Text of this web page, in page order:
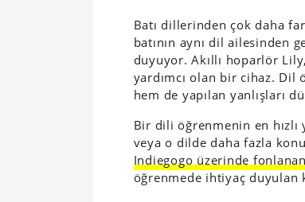
Batı dillerinden çok daha
batının aynı dil ailesinden
duyuyor. Akıllı hoparlör
yardımcı olan bir cihaz. Dil
hem de yapılan yanlışları
Bir dili öğrenmenin en hızlı
veya o dilde daha fazla
Indiegogo üzerinde fonlanan
öğrenmede ihtiyaç duyulan